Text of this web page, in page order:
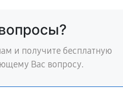
и получите бесплатную
Вас вопросу.